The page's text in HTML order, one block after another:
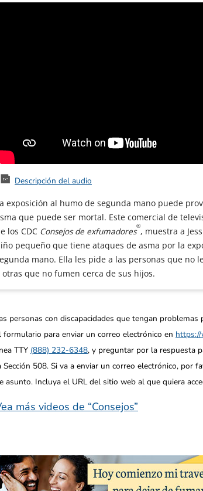
Descripción del audio
exposición al humo de segunda mano puede
que puede ser mortal. Este comercial de
los CDC Consejos de exfumadores®, muestra a
pequeño que tiene ataques de asma por la
mano. Ella les pide a las personas que no
otras que no fumen cerca de sus hijos.
personas con discapacidades que tengan
formulario para enviar un correo electrónico en https://
TTY (888) 232-6348, y preguntar por la respuesta
Sección 508. Si va a enviar un correo electrónico, por
asunto. Incluya el URL del sitio web al que quiera
más videos de “Consejos”